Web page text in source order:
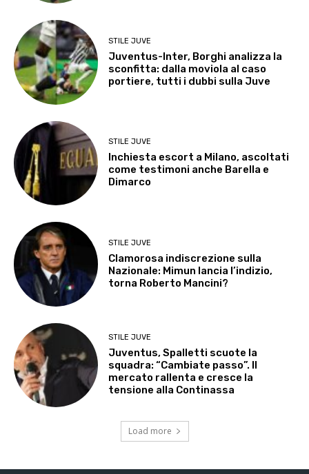
STILE JUVE
Juventus-Inter, Borghi analizza la
sconfitta: dalla moviola al caso
portiere, tutti i dubbi sulla Juve
STILE JUVE
Inchiesta escort a Milano, ascoltati
come testimoni anche Barella e
Dimarco
STILE JUVE
Clamorosa indiscrezione sulla
Nazionale: Mimun lancia l’indizio,
torna Roberto Mancini?
STILE JUVE
Juventus, Spalletti scuote la
squadra: “Cambiate passo”. Il
mercato rallenta e cresce la
tensione alla Continassa
Load more